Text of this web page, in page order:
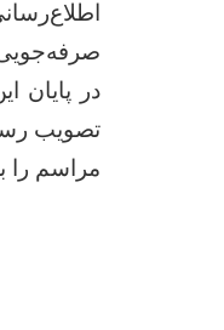
در پایان
تصویب
مراسم را